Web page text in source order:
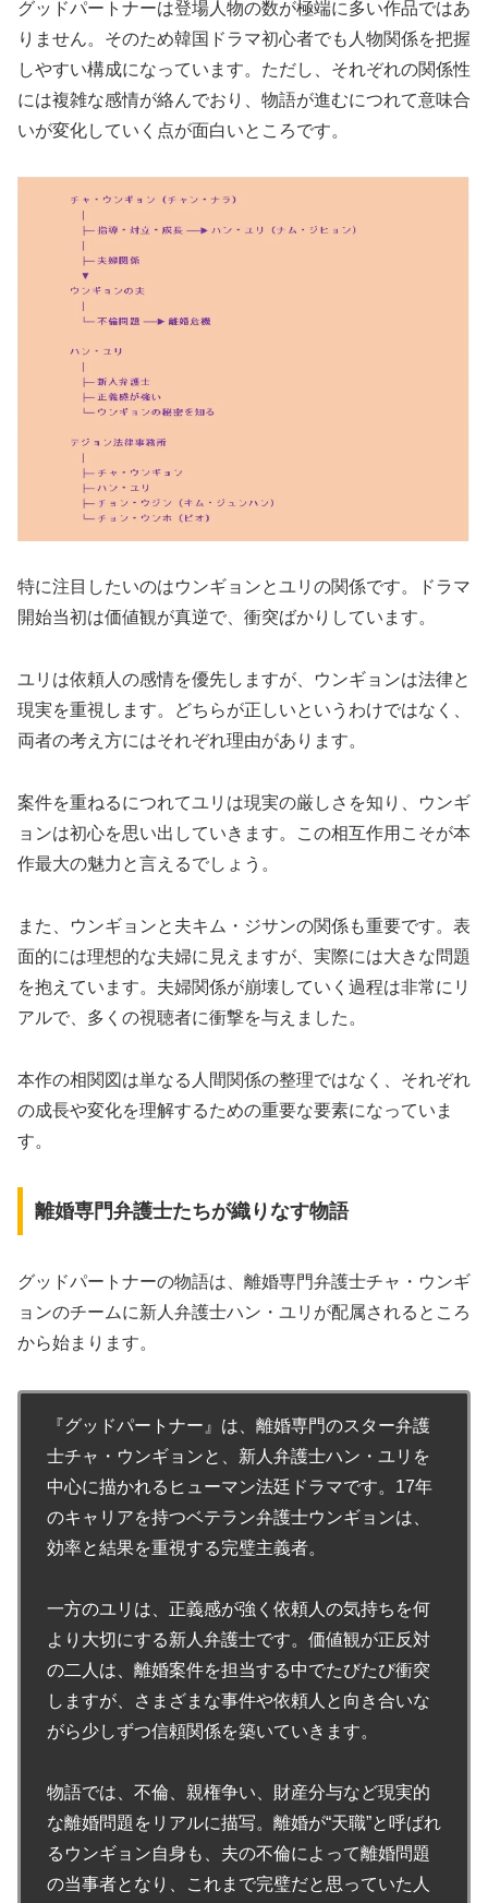
グッドパートナーは登場人物の数が極端に多い作品ではあ
りません。そのため韓国ドラマ初心者でも人物関係を把握
しやすい構成になっています。ただし、それぞれの関係性
には複雑な感情が絡んでおり、物語が進むにつれて意味合
いが変化していく点が面白いところです。
特に注目したいのはウンギョンとユリの関係です。ドラマ
開始当初は価値観が真逆で、衝突ばかりしています。
ユリは依頼人の感情を優先しますが、ウンギョンは法律と
現実を重視します。どちらが正しいというわけではなく、
両者の考え方にはそれぞれ理由があります。
案件を重ねるにつれてユリは現実の厳しさを知り、ウンギ
ョンは初心を思い出していきます。この相互作用こそが本
作最大の魅力と言えるでしょう。
また、ウンギョンと夫キム・ジサンの関係も重要です。表
面的には理想的な夫婦に見えますが、実際には大きな問題
を抱えています。夫婦関係が崩壊していく過程は非常にリ
アルで、多くの視聴者に衝撃を与えました。
本作の相関図は単なる人間関係の整理ではなく、それぞれ
の成長や変化を理解するための重要な要素になっていま
す。
離婚専門弁護士たちが織りなす物語
グッドパートナーの物語は、離婚専門弁護士チャ・ウンギ
ョンのチームに新人弁護士ハン・ユリが配属されるところ
から始まります。
『グッドパートナー』は、離婚専門のスター弁護
士チャ・ウンギョンと、新人弁護士ハン・ユリを
中心に描かれるヒューマン法廷ドラマです。17年
のキャリアを持つベテラン弁護士ウンギョンは、
効率と結果を重視する完璧主義者。
一方のユリは、正義感が強く依頼人の気持ちを何
より大切にする新人弁護士です。価値観が正反対
の二人は、離婚案件を担当する中でたびたび衝突
しますが、さまざまな事件や依頼人と向き合いな
がら少しずつ信頼関係を築いていきます。
物語では、不倫、親権争い、財産分与など現実的
な離婚問題をリアルに描写。離婚が“天職”と呼ばれ
るウンギョン自身も、夫の不倫によって離婚問題
の当事者となり、これまで完璧だと思っていた人